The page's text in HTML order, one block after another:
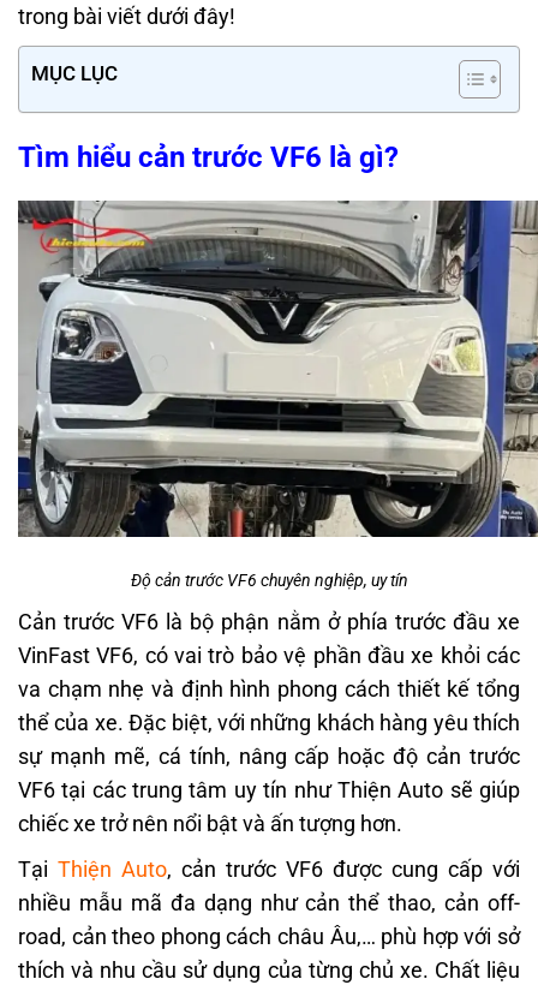
trong bài viết dưới đây!
MỤC LỤC
Tìm hiểu cản trước VF6 là gì?
Độ cản trước VF6 chuyên nghiệp, uy tín
Cản trước VF6 là bộ phận nằm ở phía trước đầu xe
VinFast VF6, có vai trò bảo vệ phần đầu xe khỏi các
va chạm nhẹ và định hình phong cách thiết kế tổng
thể của xe. Đặc biệt, với những khách hàng yêu thích
sự mạnh mẽ, cá tính, nâng cấp hoặc độ cản trước
VF6 tại các trung tâm uy tín như Thiện Auto sẽ giúp
chiếc xe trở nên nổi bật và ấn tượng hơn.
Tại Thiện Auto, cản trước VF6 được cung cấp với
nhiều mẫu mã đa dạng như cản thể thao, cản off-
road, cản theo phong cách châu Âu,… phù hợp với sở
thích và nhu cầu sử dụng của từng chủ xe. Chất liệu